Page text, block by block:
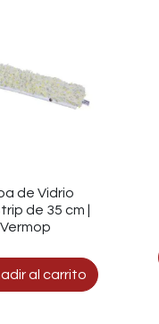
de Vidrio
de 35 cm |
Vermop
al carrito